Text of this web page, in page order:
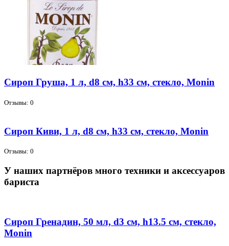
Сироп Груша, 1 л, d8 см, h33 см, стекло, Monin
Отзывы: 0
Сироп Киви, 1 л, d8 см, h33 см, стекло, Monin
Отзывы: 0
У наших партнёров много техники и аксессуаров
бариста
Сироп Гренадин, 50 мл, d3 см, h13.5 см, стекло,
Monin